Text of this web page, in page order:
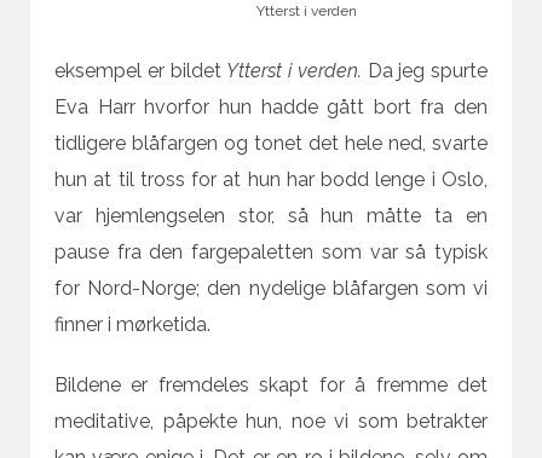
Ytterst i verden
eksempel er bildet Ytterst i verden. Da jeg spurte
Eva Harr hvorfor hun hadde gått bort fra den
tidligere blåfargen og tonet det hele ned, svarte
hun at til tross for at hun har bodd lenge i Oslo,
var hjemlengselen stor, så hun måtte ta en
pause fra den fargepaletten som var så typisk
for Nord-Norge; den nydelige blåfargen som vi
finner i mørketida.
Bildene er fremdeles skapt for å fremme det
meditative, påpekte hun, noe vi som betrakter